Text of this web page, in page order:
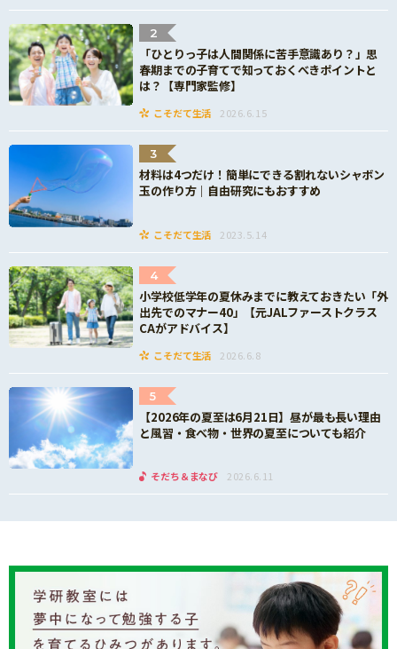
2
「ひとりっ子は人間関係に苦手意識あり？」思
春期までの子育てで知っておくべきポイントと
は？【専門家監修】
こそだて生活 2026.6.15
3
材料は4つだけ！簡単にできる割れないシャボン
玉の作り方｜自由研究にもおすすめ
こそだて生活 2023.5.14
4
小学校低学年の夏休みまでに教えておきたい「外
出先でのマナー40」【元JALファーストクラス
CAがアドバイス】
こそだて生活 2026.6.8
5
【2026年の夏至は6月21日】昼が最も長い理由
と風習・食べ物・世界の夏至についても紹介
そだち＆まなび 2026.6.11